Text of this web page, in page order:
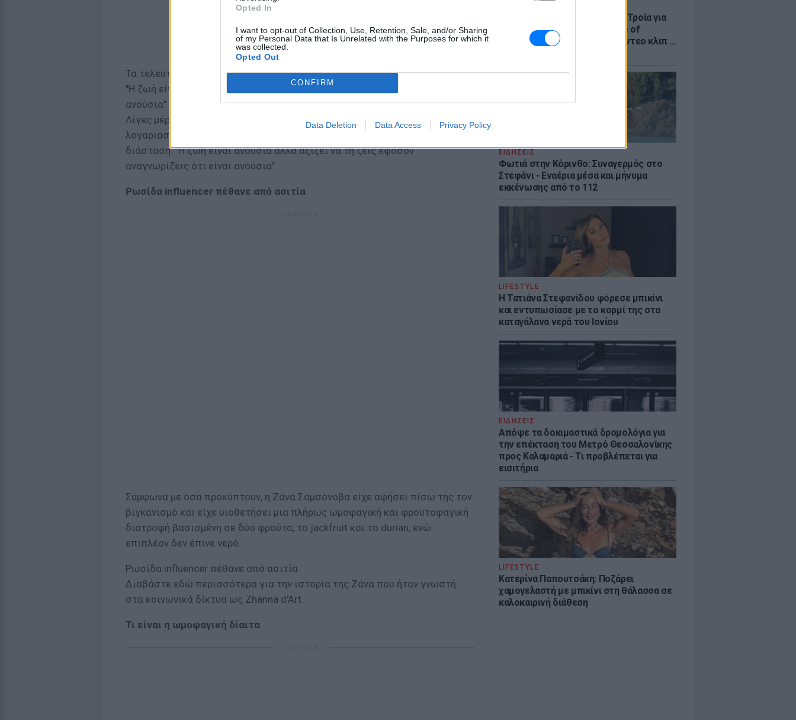
Opted In
I want to opt-out of Collection, Use, Retention, Sale, and/or Sharing
of my Personal Data that Is Unrelated with the Purposes for which it
was collected.
Opted Out
CONFIRM
Data Deletion Data Access Privacy Policy
Το μαροκινό χωριό που έγινε Τροία για
τον Nolan, Yunkai για το Game of
Thrones και σκηνικό για το βίντεο κλιπ ...
ΕΙΔΗΣΕΙΣ
Φωτιά στην Κόρινθο: Συναγερμός στο
Στεφάνι - Εναέρια μέσα και μήνυμα
εκκένωσης από το 112
LIFESTYLE
Η Τατιάνα Στεφανίδου φόρεσε μπικίνι
και εντυπωσίασε με το κορμί της στα
καταγάλανα νερά του Ιονίου
ΕΙΔΗΣΕΙΣ
Απόψε τα δοκιμαστικά δρομολόγια για
την επέκταση του Μετρό Θεσσαλονίκης
προς Καλαμαριά - Τι προβλέπεται για
εισιτήρια
LIFESTYLE
Κατερίνα Παπουτσάκη: Ποζάρει
χαμογελαστή με μπικίνι στη θάλασσα σε
καλοκαιρινή διάθεση
Τα τελευταία έξι χρόνια, η Ζάνα Σαμσόνοβα είχε επιλέξει να μην πίνει νερό.
"Η ζωή είναι ανούσια αλλά αξίζει να τη ζεις εφόσον αναγνωρίζεις ότι είναι
ανούσια"
Λίγες μέρες πριν το τραγικό της τέλος είχε κάνει μια ανάρτηση στον
λογαριασμό της στο Instagram που μετά τον θανατό της αποκτά νέα
διάσταση: "Η ζωή είναι ανούσια αλλά αξίζει να τη ζεις εφόσον
αναγνωρίζεις ότι είναι ανούσια".
Ρωσίδα influencer πέθανε από ασιτία
Σύμφωνα με όσα προκύπτουν, η Ζάνα Σαμσόνοβα είχε αφήσει πίσω της τον
βιγκανισμό και είχε υιοθετήσει μια πλήρως ωμοφαγική και φρουτοφαγική
διατροφή βασισμένη σε δύο φρούτα, το jackfruit και το durian, ενώ
επιπλέον δεν έπινε νερό.
Ρωσίδα influencer πέθανε από ασιτία
Διαβάστε εδώ περισσότερα για την ιστορία της Ζάνα που ήταν γνωστή
στα κοινωνικά δίκτυα ως Zhanna d'Art.
Τι είναι η ωμοφαγική δίαιτα